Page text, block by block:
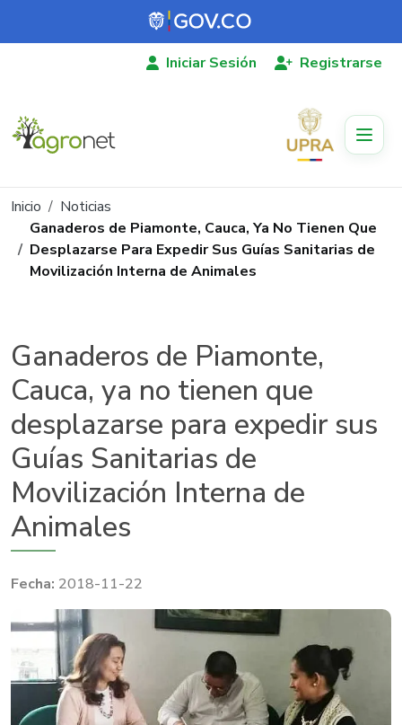
Pasar al contenido principal
Iniciar Sesión Registrarse
Ruta de navegación
Inicio
Noticias
Ganaderos de Piamonte, Cauca, Ya No Tienen Que
Desplazarse Para Expedir Sus Guías Sanitarias de
Movilización Interna de Animales
Ganaderos de Piamonte,
Cauca, ya no tienen que
desplazarse para expedir sus
Guías Sanitarias de
Movilización Interna de
Animales
2018-11-22